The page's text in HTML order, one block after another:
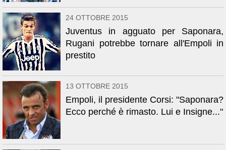
24 OTTOBRE 2015
Juventus in agguato per Saponara,
Rugani potrebbe tornare all'Empoli in
prestito
13 OTTOBRE 2015
Empoli, il presidente Corsi: "Saponara?
Ecco perché è rimasto. Lui e Insigne..."